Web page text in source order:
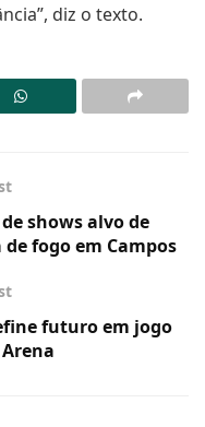
diz o texto.
shows alvo de
fogo em Campos
futuro em jogo